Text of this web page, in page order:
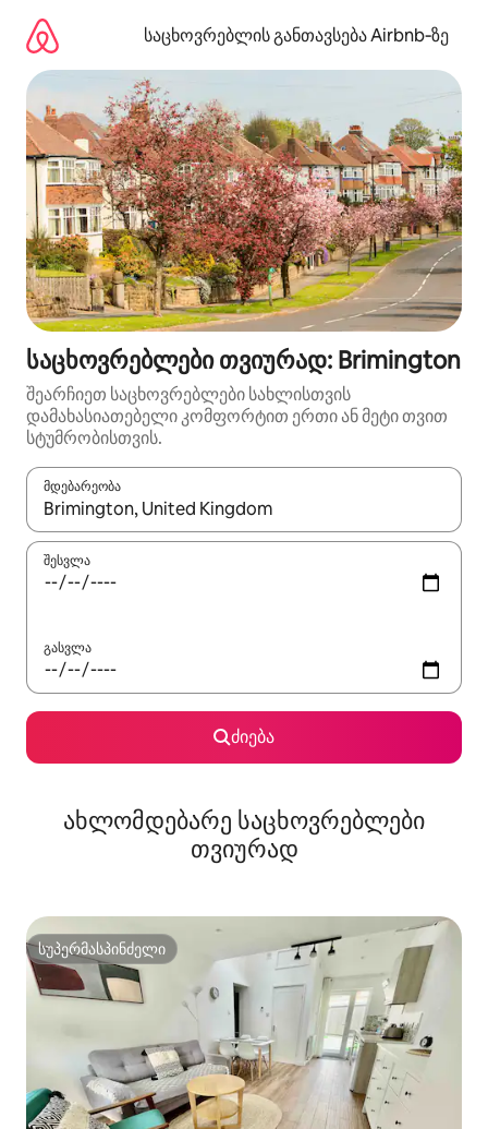
გადასვლა
საცხოვრებლის განთავსება Airbnb‑ზე
საცხოვრებლები თვიურად: Brimington
შეარჩიეთ საცხოვრებლები სახლისთვის
დამახასიათებელი კომფორტით ერთი ან მეტი თვით
სტუმრობისთვის.
მდებარეობა
როცა შედეგები ხელმისაწვდომი გახდება, ნავიგაციისთვის
შესვლა
გასვლა
ძიება
ახლომდებარე საცხოვრებლები
თვიურად
სუპერმასპინძელი
სუპერმასპინძელი